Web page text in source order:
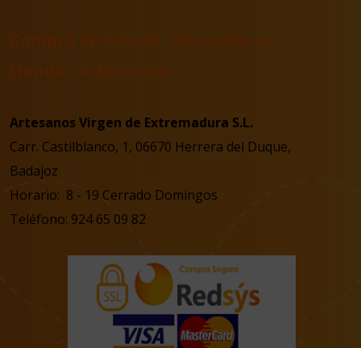
Artesanos Virgen de Extremadura S.L.
Carr. Castilblanco, 1, 06670 Herrera del Duque,
Badajoz
Horario: 8 - 19 Cerrado Domingos
Teléfono: 924 65 09 82